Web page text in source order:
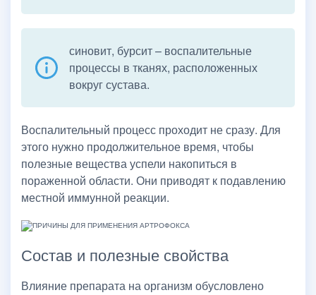
синовит, бурсит – воспалительные
процессы в тканях, расположенных
вокруг сустава.
Воспалительный процесс проходит не сразу. Для
этого нужно продолжительное время, чтобы
полезные вещества успели накопиться в
пораженной области. Они приводят к подавлению
местной иммунной реакции.
Состав и полезные свойства
Влияние препарата на организм обусловлено